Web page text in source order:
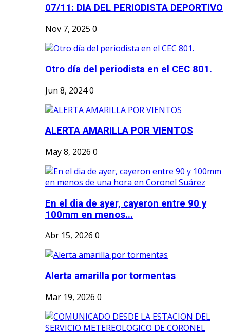
07/11: DIA DEL PERIODISTA DEPORTIVO
Nov 7, 2025 0
Otro día del periodista en el CEC 801.
Jun 8, 20240
ALERTA AMARILLA POR VIENTOS
May 8, 2026 0
En el dia de ayer, cayeron entre 90 y
100mm en menos...
Abr 15, 2026 0
Alerta amarilla por tormentas
Mar 19, 2026 0